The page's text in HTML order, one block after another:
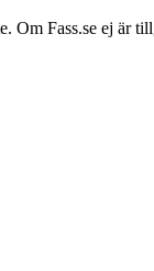
Fass.se ej är